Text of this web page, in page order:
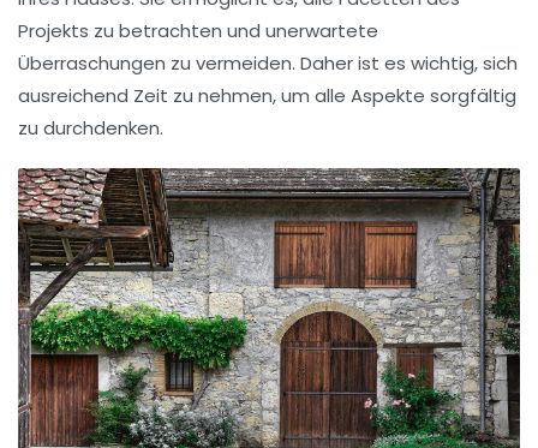
Projekts zu betrachten und unerwartete
Überraschungen zu vermeiden. Daher ist es wichtig, sich
ausreichend Zeit zu nehmen, um alle Aspekte sorgfältig
zu durchdenken.